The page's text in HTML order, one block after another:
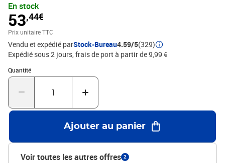
En stock
53,44€
Prix unitaire TTC
Vendu et expédié parStock-Bureau4.59/5(329)
Expédié sous 2 jours, frais de port à partir de 9,99 €
Quantité
Quantité : 1
Ajouter au panier
Voir toutes les autres offres 2